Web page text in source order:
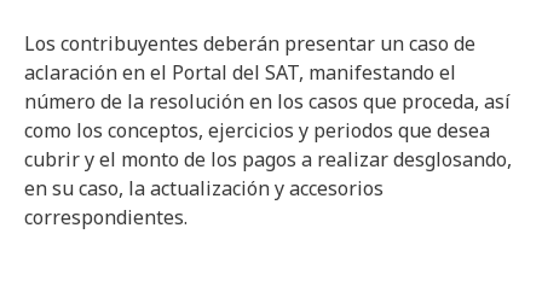
Los contribuyentes deberán presentar un caso de
aclaración en el Portal del SAT, manifestando el
número de la resolución en los casos que proceda, así
como los conceptos, ejercicios y periodos que desea
cubrir y el monto de los pagos a realizar desglosando,
en su caso, la actualización y accesorios
correspondientes.